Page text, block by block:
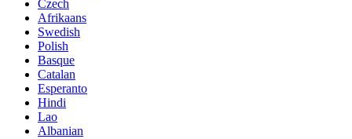
Czech
Afrikaans
Swedish
Polish
Basque
Catalan
Esperanto
Hindi
Lao
Albanian